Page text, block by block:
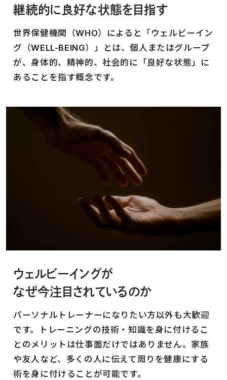
継続的に良好な状態を目指す
世界保健機関（WHO）によると「ウェルビーイン
グ（WELL-BEING）」とは、個人またはグループ
が、身体的、精神的、社会的に「良好な状態」に
あることを指す概念です。
ウェルビーイングが
なぜ今注目されているのか
パーソナルトレーナーになりたい方以外も大歓迎
です。トレーニングの技術・知識を身に付けるこ
とのメリットは仕事面だけではありません。家族
や友人など、多くの人に伝えて周りを健康にする
術を身に付けることが可能です。